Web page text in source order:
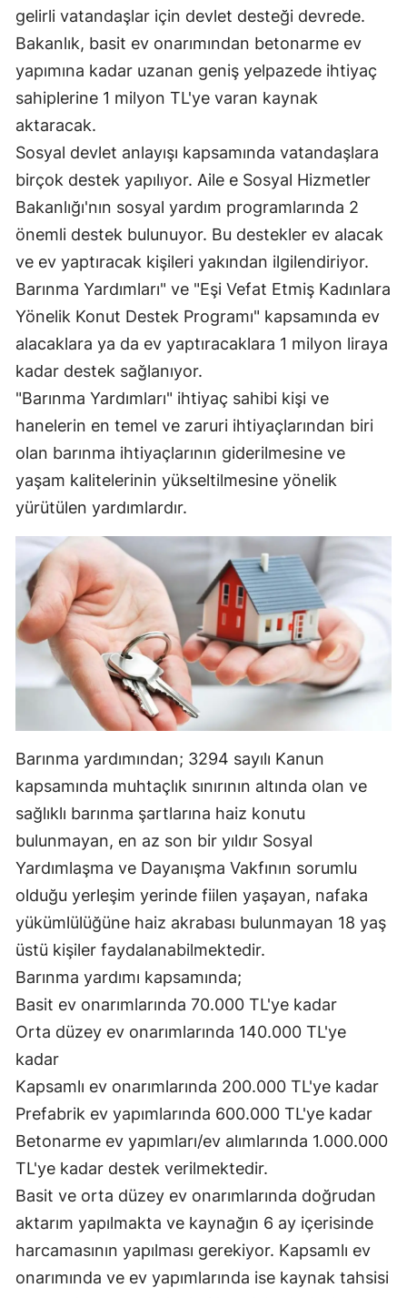
Gaziantep
Giresun
Gümüşhane
Hatay
Isparta
Mersin
İstanbul
İzmir
Kastamonu
Kayseri
Kırklareli
Kocaeli
Konya
Kütahya
Malatya
Manisa
Kahramanmaraş
Muğla
Muş
Niğde
Rize
Sakarya
Siirt
Sinop
Tekirdağ
Tokat
gelirli vatandaşlar için devlet desteği devrede.
Bakanlık, basit ev onarımından betonarme ev
yapımına kadar uzanan geniş yelpazede ihtiyaç
sahiplerine 1 milyon TL'ye varan kaynak
aktaracak.
Sosyal devlet anlayışı kapsamında vatandaşlara
birçok destek yapılıyor. Aile e Sosyal Hizmetler
Bakanlığı'nın sosyal yardım programlarında 2
önemli destek bulunuyor. Bu destekler ev alacak
ve ev yaptıracak kişileri yakından ilgilendiriyor.
Barınma Yardımları" ve "Eşi Vefat Etmiş Kadınlara
Yönelik Konut Destek Programı" kapsamında ev
alacaklara ya da ev yaptıracaklara 1 milyon liraya
kadar destek sağlanıyor.
"Barınma Yardımları" ihtiyaç sahibi kişi ve
hanelerin en temel ve zaruri ihtiyaçlarından biri
olan barınma ihtiyaçlarının giderilmesine ve
yaşam kalitelerinin yükseltilmesine yönelik
yürütülen yardımlardır.
Barınma yardımından; 3294 sayılı Kanun
kapsamında muhtaçlık sınırının altında olan ve
sağlıklı barınma şartlarına haiz konutu
bulunmayan, en az son bir yıldır Sosyal
Yardımlaşma ve Dayanışma Vakfının sorumlu
olduğu yerleşim yerinde fiilen yaşayan, nafaka
yükümlülüğüne haiz akrabası bulunmayan 18 yaş
üstü kişiler faydalanabilmektedir.
Barınma yardımı kapsamında;
Basit ev onarımlarında 70.000 TL'ye kadar
Orta düzey ev onarımlarında 140.000 TL'ye
kadar
Kapsamlı ev onarımlarında 200.000 TL'ye kadar
Prefabrik ev yapımlarında 600.000 TL'ye kadar
Betonarme ev yapımları/ev alımlarında 1.000.000
TL'ye kadar destek verilmektedir.
Basit ve orta düzey ev onarımlarında doğrudan
aktarım yapılmakta ve kaynağın 6 ay içerisinde
harcamasının yapılması gerekiyor. Kapsamlı ev
onarımında ve ev yapımlarında ise kaynak tahsisi